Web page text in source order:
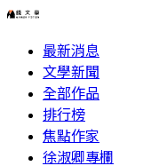
最新消息
文學新聞
全部作品
排行榜
焦點作家
徐淑卿專欄